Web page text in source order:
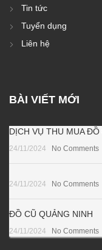
Tin tức
Tuyển dụng
Liên hệ
BÀI VIẾT MỚI
DỊCH VỤ THU MUA
24/11/2024 No Comments
24/11/2024 No Comments
ĐỒ CŨ QUẢNG NINH
24/11/2024 No Comments